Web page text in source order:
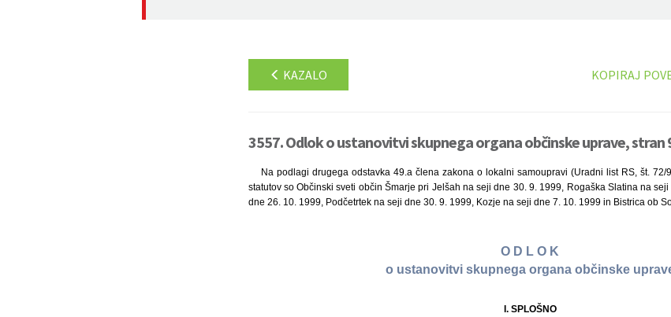
KAZALO KOPIRAJ
3557. Odlok o ustanovitvi skupnega organa občinske uprave, stran
Na podlagi drugega odstavka 49.a člena zakona o lokalni samoupravi (Uradni list RS, št.
statutov so Občinski sveti občin Šmarje pri Jelšah na seji dne 30. 9. 1999, Rogaška Slatina na
dne 26. 10. 1999, Podčetrtek na seji dne 30. 9. 1999, Kozje na seji dne 7. 10. 1999 in Bistrica ob
O D L O K
o ustanovitvi skupnega organa občinske
I. SPLOŠNO